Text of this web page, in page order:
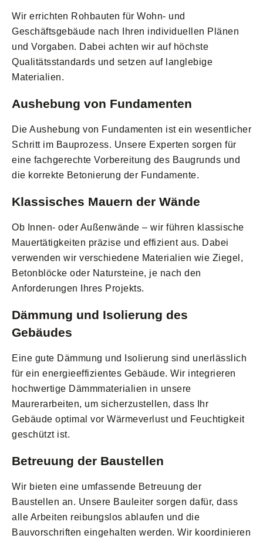
Wir errichten Rohbauten für Wohn- und
Geschäftsgebäude nach Ihren individuellen Plänen
und Vorgaben. Dabei achten wir auf höchste
Qualitätsstandards und setzen auf langlebige
Materialien.
Aushebung von Fundamenten
Die Aushebung von Fundamenten ist ein wesentlicher
Schritt im Bauprozess. Unsere Experten sorgen für
eine fachgerechte Vorbereitung des Baugrunds und
die korrekte Betonierung der Fundamente.
Klassisches Mauern der Wände
Ob Innen- oder Außenwände – wir führen klassische
Mauertätigkeiten präzise und effizient aus. Dabei
verwenden wir verschiedene Materialien wie Ziegel,
Betonblöcke oder Natursteine, je nach den
Anforderungen Ihres Projekts.
Dämmung und Isolierung des
Gebäudes
Eine gute Dämmung und Isolierung sind unerlässlich
für ein energieeffizientes Gebäude. Wir integrieren
hochwertige Dämmmaterialien in unsere
Maurerarbeiten, um sicherzustellen, dass Ihr
Gebäude optimal vor Wärmeverlust und Feuchtigkeit
geschützt ist.
Betreuung der Baustellen
Wir bieten eine umfassende Betreuung der
Baustellen an. Unsere Bauleiter sorgen dafür, dass
alle Arbeiten reibungslos ablaufen und die
Bauvorschriften eingehalten werden. Wir koordinieren